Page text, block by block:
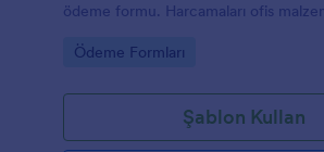
ödeme formu. Harcamaları ofis
Olabilir. Bu basit geri ödeme formu ile
toplayabilirsiniz. Basılı bir kopyasına
bu geri ödeme formunu da
ödeme formu şablonu ile işletmenizin
Go to Category:
Ödeme Formları
Şablon Kullan